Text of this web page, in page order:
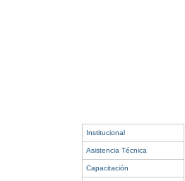
Institucional
Asistencia Técnica
Capacitación